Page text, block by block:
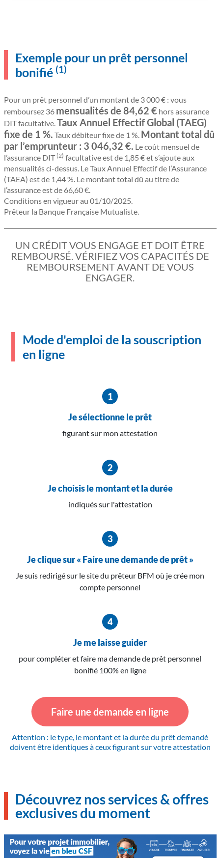
Exemple pour un prêt personnel
bonifié (1)
Pour un prêt personnel d’un montant de 3 000 € : vous
remboursez 36 mensualités de 84,62 € hors assurance
DIT facultative.Taux Annuel Effectif Global (TAEG)
fixe de 1 %. Taux débiteur fixe de 1 %. Montant total dû
par l’emprunteur : 3 046,32 €. Le coût mensuel de
l’assurance DIT(2) facultative est de 1,85 € et s’ajoute aux
mensualités ci-dessus. Le Taux Annuel Effectif de l’Assurance
(TAEA) est de 1,44 %. Le montant total dû au titre de
l’assurance est de 66,60 €.
Conditions en vigueur au 01/10/2025.
Prêteur la Banque Française Mutualiste.
UN CRÉDIT VOUS ENGAGE ET DOIT ÊTRE
REMBOURSÉ. VÉRIFIEZ VOS CAPACITÉS DE
REMBOURSEMENT AVANT DE VOUS
ENGAGER.
Mode d'emploi de la souscription
en ligne
Je sélectionne le prêt
figurant sur mon attestation
Je choisis le montant et la durée
indiqués sur l'attestation
Je clique sur « Faire une demande de prêt »
Je suis redirigé sur le site du prêteur BFM où je crée mon
compte personnel
Je me laisse guider
pour compléter et faire ma demande de prêt personnel
bonifié 100% en ligne
Faire une demande en ligne
Attention : le type, le montant et la durée du prêt demandé
doivent être identiques à ceux figurant sur votre attestation
Découvrez nos services & offres
exclusives du moment